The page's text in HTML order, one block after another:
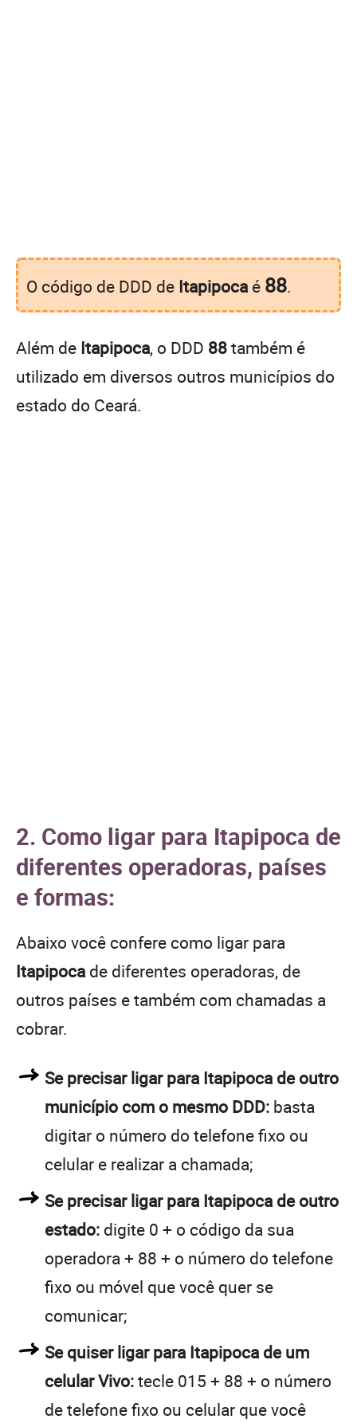
O código de DDD de Itapipoca é 88.
Além de Itapipoca, o DDD 88também é
utilizado em diversos outros municípios do
estado do Ceará.
2. Como ligar para Itapipoca de
diferentes operadoras, países
e formas:
Abaixo você confere como ligar para
Itapipoca de diferentes operadoras, de
outros países e também com chamadas a
cobrar.
Se precisar ligar para Itapipoca de outro
município com o mesmo DDD: basta
digitar o número do telefone fixo ou
celular e realizar a chamada;
Se precisar ligar para Itapipoca de outro
estado: digite 0 + o código da sua
operadora + 88 + o número do telefone
fixo ou móvel que você quer se
comunicar;
Se quiser ligar para Itapipoca de um
celular Vivo:tecle 015 + 88 + o número
de telefone fixo ou celular que você